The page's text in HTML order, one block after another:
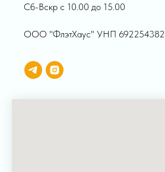
Сб-Вскр с 10.00 до 15.00
ООО "ФлэтХаус" УНП 692254382